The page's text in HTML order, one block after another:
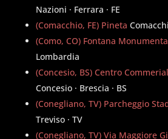
Nazioni · Ferrara · FE
(Comacchio, FE) Pineta
(Como, CO) Fontana
Lombardia
(Concesio, BS) Centro
Concesio · Brescia · BS
(Conegliano, TV) Parcheggio
Treviso · TV
(Conegliano, TV) Via Maggiore